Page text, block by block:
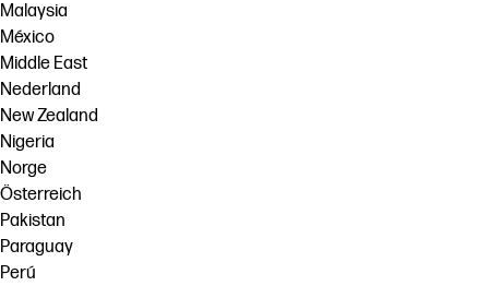
Malaysia
México
Middle East
Nederland
New Zealand
Nigeria
Norge
Österreich
Pakistan
Paraguay
Perú